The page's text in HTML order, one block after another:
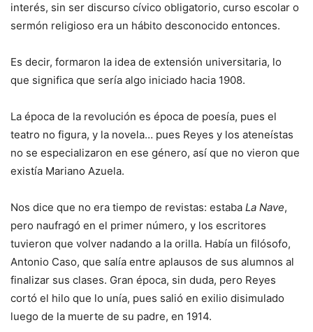
interés, sin ser discurso cívico obligatorio, curso escolar o
sermón religioso era un hábito desconocido entonces.
Es decir, formaron la idea de extensión universitaria, lo
que significa que sería algo iniciado hacia 1908.
La época de la revolución es época de poesía, pues el
teatro no figura, y la novela… pues Reyes y los ateneístas
no se especializaron en ese género, así que no vieron que
existía Mariano Azuela.
Nos dice que no era tiempo de revistas: estaba La Nave,
pero naufragó en el primer número, y los escritores
tuvieron que volver nadando a la orilla. Había un filósofo,
Antonio Caso, que salía entre aplausos de sus alumnos al
finalizar sus clases. Gran época, sin duda, pero Reyes
cortó el hilo que lo unía, pues salió en exilio disimulado
luego de la muerte de su padre, en 1914.